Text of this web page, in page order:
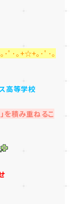
ﾟ･｡+☆+｡･ﾟ･｡
高等学校
を積み重ねるこ